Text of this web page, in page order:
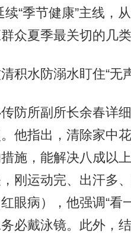
续“季节健康”主线，
众夏季最关切的几类
水防溺水盯住“无
所副所长余春详细
他指出，清除家中
施，能解决八成以
刚运动完、出汗多
眼病），他强调“看
必戴泳镜。此外，